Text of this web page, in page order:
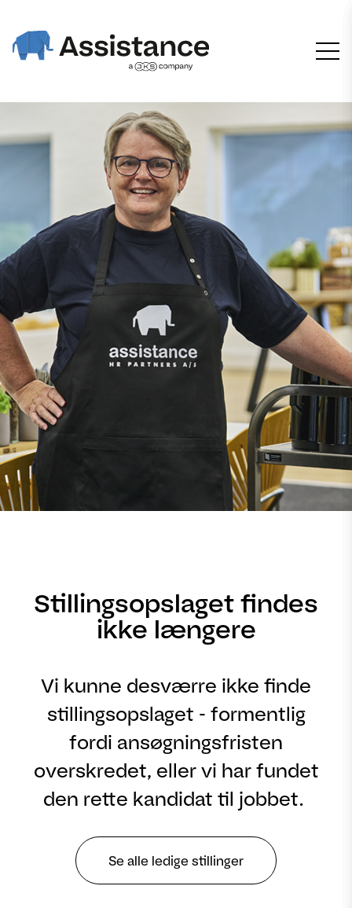
Stillingsopslaget findes
ikke længere
Vi kunne desværre ikke finde
stillingsopslaget - formentlig
fordi ansøgningsfristen
overskredet, eller vi har fundet
den rette kandidat til jobbet.
Se alle ledige stillinger